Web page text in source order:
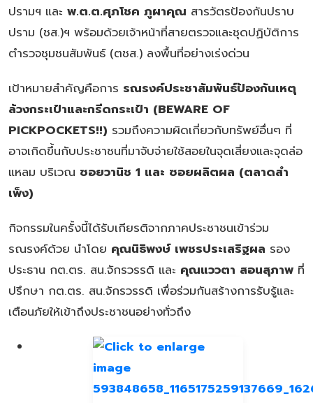
ปรามฯ และ พ.ต.ต.ศุภโชค ภูผาคุณ สารวัตรป้องกันปราบ
ปราม (ชส.)ฯ พร้อมด้วยเจ้าหน้าที่สายตรวจและชุดปฏิบัติการ
ตำรวจชุมชนสัมพันธ์ (ตชส.) ลงพื้นที่อย่างเร่งด่วน
เป้าหมายสำคัญคือการ รณรงค์ประชาสัมพันธ์ป้องกันเหตุ
ล้วงกระเป๋าและกรีดกระเป๋า (BEWARE OF
PICKPOCKETS!!) รวมถึงความผิดเกี่ยวกับทรัพย์อื่นๆ ที่
อาจเกิดขึ้นกับประชาชนที่มาจับจ่ายใช้สอยในจุดเสี่ยงและจุดล่อ
แหลม บริเวณ ซอยวานิช 1 และ ซอยผลิตผล (ตลาดสำ
เพ็ง)
กิจกรรมในครั้งนี้ได้รับเกียรติจากภาคประชาชนเข้าร่วม
รณรงค์ด้วย นำโดย คุณนิธิพงษ์ เพชรประเสริฐผล รอง
ประธาน กต.ตร. สน.จักรวรรดิ และ คุณแววตา สอนสุภาพ ที่
ปรึกษา กต.ตร. สน.จักรวรรดิ เพื่อร่วมกันสร้างการรับรู้และ
เตือนภัยให้เข้าถึงประชาชนอย่างทั่วถึง